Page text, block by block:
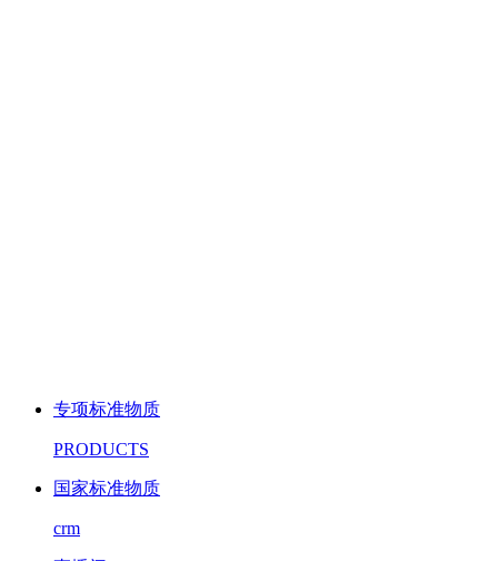
专项标准物质
PRODUCTS
国家标准物质
crm